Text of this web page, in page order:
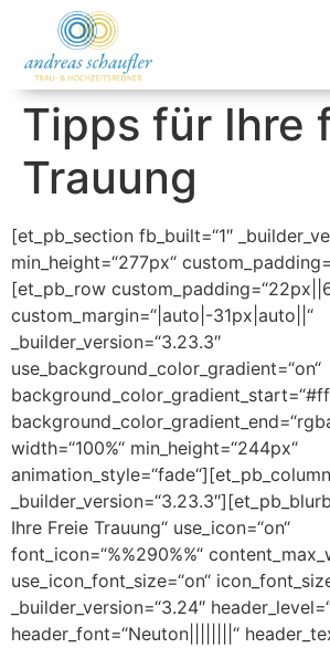
Tipps für Ihre
Trauung
[et_pb_section fb_built=“1″
min_height=“277px“
[et_pb_row
custom_margin=“|auto|-31px|auto||“
_builder_version=“3.23.3″
use_background_color_gradient=“on“
width=“100%“ min_height=“244px“
Ihre Freie Trauung“ use_icon=“on“
font_icon=“%%290%%“
use_icon_font_size=“on“
_builder_version=“3.24″
header_font=“Neuton||||||||“